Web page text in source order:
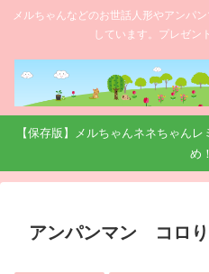
メルちゃんなどのお世話人形やアンパ
しています。プレゼン
【保存版】メルちゃんネネちゃん
め！
アンパンマン コロ